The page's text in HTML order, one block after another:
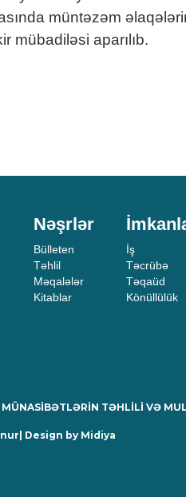
müntəzəm
mübadiləsi aparılıb.
Nəşrlər
Bülleten
Təhlil
Məqalələr
Kitablar
İş
Təcrübə
Təqaüd
Könüllülük
TƏHLİLİ VƏ
Design by Midiya